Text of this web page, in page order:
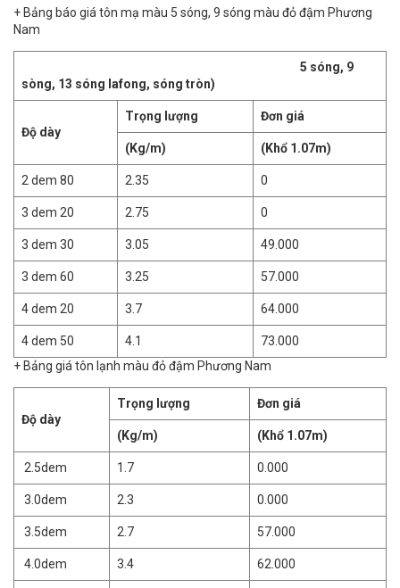
+ Bảng báo giá tôn mạ màu 5 sóng, 9 sóng màu đỏ đậm Phương
Nam
5 sóng, 9
sòng, 13 sóng lafong, sóng tròn)
Độ dày
Trọng lượng Đơn giá
(Kg/m) (Khổ 1.07m)
2 dem 80 2.35 0
3 dem 20 2.75 0
3 dem 30 3.05 49.000
3 dem 60 3.25 57.000
4 dem 20 3.7 64.000
4 dem 50 4.1
73.000
+ Bảng giá tôn lạnh màu đỏ đậm Phương Nam
Độ dày
Trọng lượng Đơn giá
(Kg/m) (Khổ 1.07m)
2.5dem 1.7 0.000
3.0dem 2.3 0.000
3.5dem 2.7 57.000
4.0dem 3.4 62.000